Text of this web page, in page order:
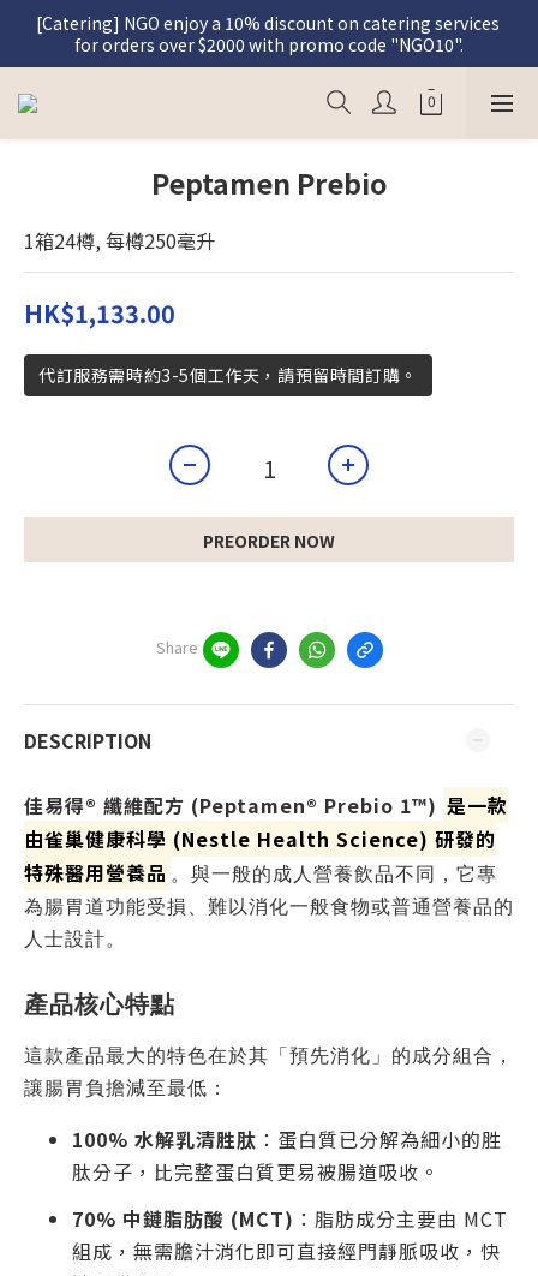
[Graceful Meal] Register as a member and enjoy a 5%
discount on Graceful Meal purchases.
[Catering] NGO enjoy a 10% discount on catering services
for orders over $2000 with promo code "NGO10".
[Graceful Meal] Register as a member and enjoy a 5%
discount on Graceful Meal purchases.
Peptamen Prebio
1箱24樽, 每樽250毫升
HK$1,133.00
代訂服務需時約3-5個工作天，請預留時間訂購。
PREORDER NOW
Share
DESCRIPTION
佳易得® 纖維配方 (Peptamen® Prebio 1™) 是一款
由雀巢健康科學 (Nestle Health Science) 研發的
特殊醫用營養品 。與一般的成人營養飲品不同，它專
為腸胃道功能受損、難以消化一般食物或普通營養品的
人士設計。
產品核心特點
這款產品最大的特色在於其「預先消化」的成分組合，
讓腸胃負擔減至最低：
100% 水解乳清胜肽 ：蛋白質已分解為細小的胜
肽分子，比完整蛋白質更易被腸道吸收。
70% 中鏈脂肪酸 (MCT) ：脂肪成分主要由 MCT
組成，無需膽汁消化即可直接經門靜脈吸收，快